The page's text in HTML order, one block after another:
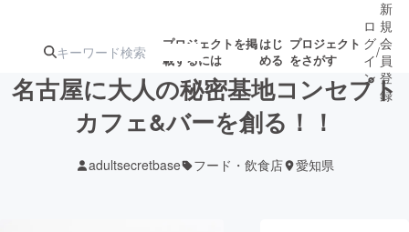
プロジェクトを掲
載するには
はじ
める
プロジェクト
をさがす
ターン
ジェクト
募集終了が近いプ
ロジェクト
されます
ロ
グ
イ
ン
/
新
規
会
員
登
録
名古屋に大人の秘密基地コンセプト
カフェ&バーを創る！！
adultsecretbase フード・飲食店 愛知県